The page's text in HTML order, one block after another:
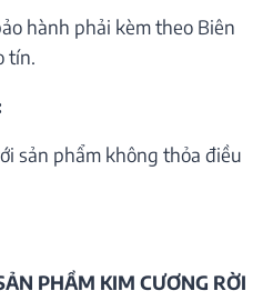
hành phải kèm theo Biên
tín.
sản phẩm không thỏa điều
PHẦM KIM CƯƠNG RỜI